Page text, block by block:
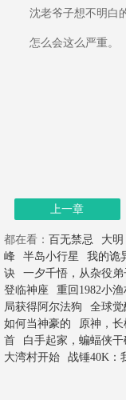
沈老爷子想不明白
怎么会这么严重。
上一章
都在看： 百无禁忌 大
峰
半岛小行星 我的诡
诀
一夕千悟，从杂役
登临神座
重回1982小渔
局获得阿尔法狗
全球
如何当神豪的
原神，
首
白手起家，蝙蝠侠
大湾村开始
战锤40K：